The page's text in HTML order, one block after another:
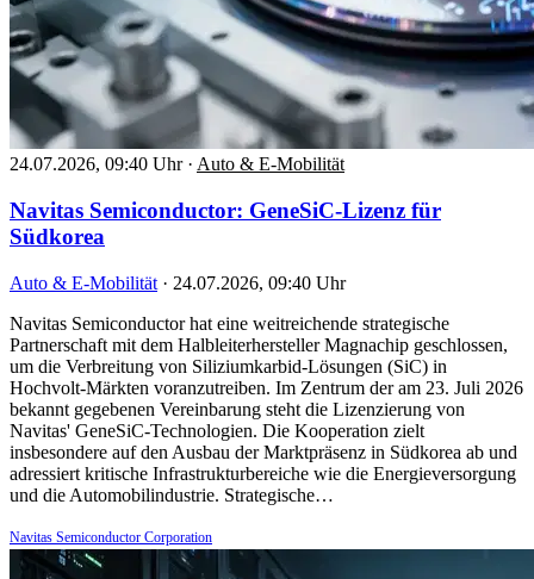
24.07.2026, 09:40 Uhr · Auto & E-Mobilität
Navitas Semiconductor: GeneSiC-Lizenz für
Südkorea
Auto & E-Mobilität · 24.07.2026, 09:40 Uhr
Navitas Semiconductor hat eine weitreichende strategische
Partnerschaft mit dem Halbleiterhersteller Magnachip geschlossen,
um die Verbreitung von Siliziumkarbid-Lösungen (SiC) in
Hochvolt-Märkten voranzutreiben. Im Zentrum der am 23. Juli 2026
bekannt gegebenen Vereinbarung steht die Lizenzierung von
Navitas' GeneSiC-Technologien. Die Kooperation zielt
insbesondere auf den Ausbau der Marktpräsenz in Südkorea ab und
adressiert kritische Infrastrukturbereiche wie die Energieversorgung
und die Automobilindustrie. Strategische…
Navitas Semiconductor Corporation